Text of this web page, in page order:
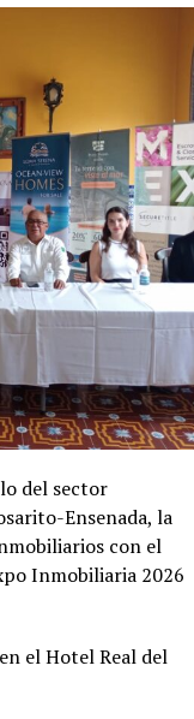
del sector
Ensenada, la
con el
Inmobiliaria 2026
el HotelReal del